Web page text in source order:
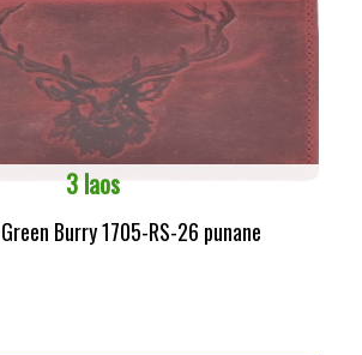
3 laos
Burry 1705-RS-26 punane